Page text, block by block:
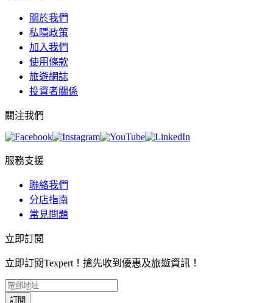
關於我們
私隱政策
加入我們
使用條款
旅遊網誌
投資者關係
關注我們
服務支援
聯絡我們
分店指南
常見問題
立即訂閱
立即訂閱Texpert！搶先收到優惠及旅遊資訊！
訂閱